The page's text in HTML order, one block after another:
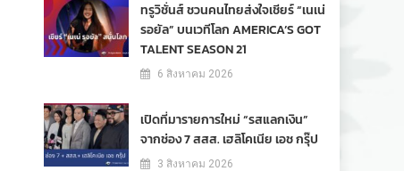
ทรูวิชั่นส์ ชวนคนไทยส่งใจเชียร์ “เนเน่
รอยัล” บนเวทีโลก AMERICA’S GOT
TALENT SEASON 21
6 สิงหาคม 2026
เปิดที่มารายการใหม่ “รสแลกเงิน”
จากช่อง 7 สสส. เฮลิโคเนีย เอช กรุ๊ป
3 สิงหาคม 2026